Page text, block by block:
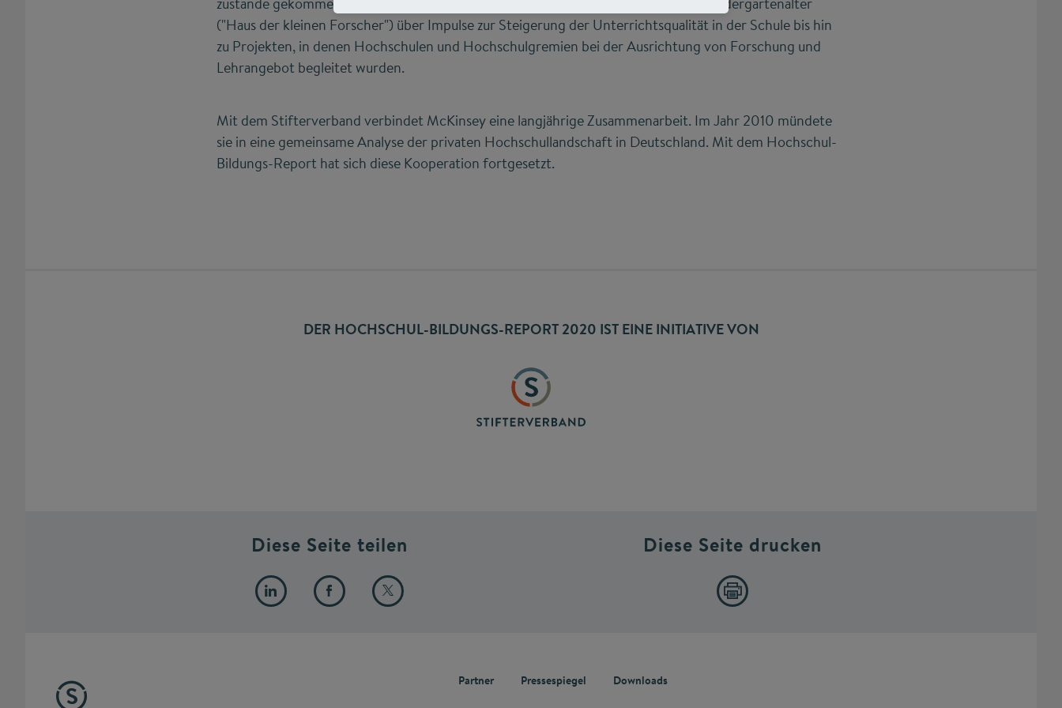
("Haus der kleinen Forscher") über Impulse zur Steigerung der Unterrichtsqualität in der Schule bis hin
zu Projekten, in denen Hochschulen und Hochschulgremien bei der Ausrichtung von Forschung und
Lehrangebot begleitet wurden.
Mit dem Stifterverband verbindet McKinsey eine langjährige Zusammenarbeit. Im Jahr 2010 mündete
sie in eine gemeinsame Analyse der privaten Hochschullandschaft in Deutschland. Mit dem Hochschul-
Bildungs-Report hat sich diese Kooperation fortgesetzt.
DER HOCHSCHUL-BILDUNGS-REPORT 2020 IST EINE INITIATIVE VON
Diese Seite teilen Diese Seite drucken
Partner Pressespiegel
Downloads